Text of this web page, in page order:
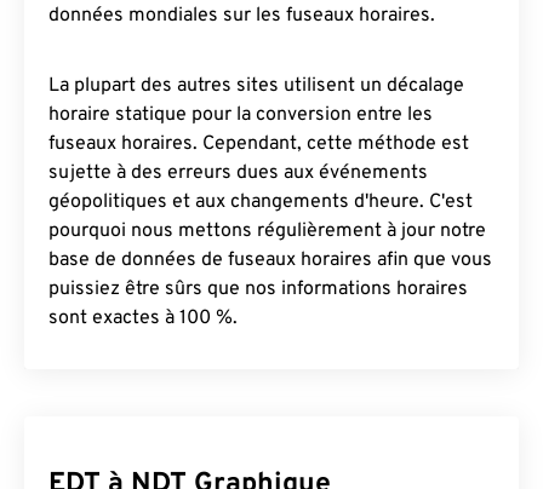
données mondiales sur les fuseaux horaires.
La plupart des autres sites utilisent un décalage
horaire statique pour la conversion entre les
fuseaux horaires. Cependant, cette méthode est
sujette à des erreurs dues aux événements
géopolitiques et aux changements d'heure. C'est
pourquoi nous mettons régulièrement à jour notre
base de données de fuseaux horaires afin que vous
puissiez être sûrs que nos informations horaires
sont exactes à 100 %.